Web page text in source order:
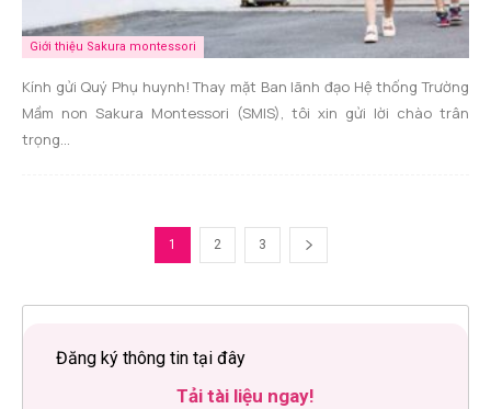
Giới thiệu Sakura montessori
Kính gửi Quý Phụ huynh! Thay mặt Ban lãnh đạo Hệ thống Trường
Mầm non Sakura Montessori (SMIS), tôi xin gửi lời chào trân
trọng...
1 2 3
Đăng ký thông tin tại đây
Tải tài liệu ngay!